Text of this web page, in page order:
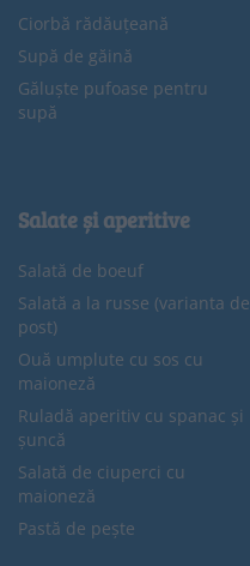
Ciorbă rădăuțeană
Supă de găină
Găluște pufoase pentru
supă
Salate și aperitive
Salată de boeuf
Salată a la russe (varianta de
post)
Ouă umplute cu sos cu
maioneză
Ruladă aperitiv cu spanac și
șuncă
Salată de ciuperci cu
maioneză
Pastă de pește